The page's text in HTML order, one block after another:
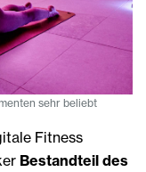
sehr beliebt
Fitness
Bestandteil des